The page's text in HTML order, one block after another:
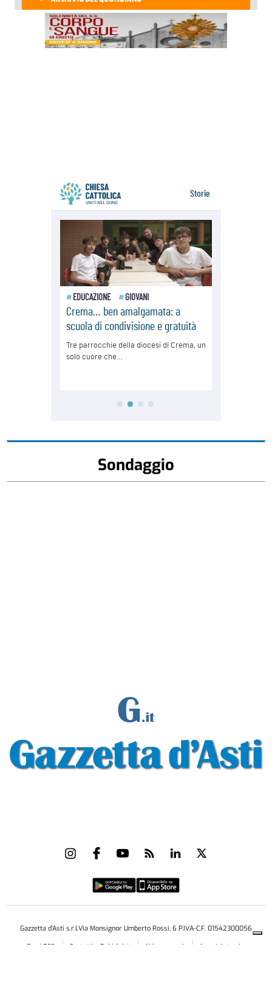
Sondaggio
Gazzetta d'Asti s.r.l.Via Monsignor Umberto Rossi, 6 P.IVA-C.F. 01542300056
Feed RSS
Contatti e Pubblicità Abbonamenti
Amministrazione